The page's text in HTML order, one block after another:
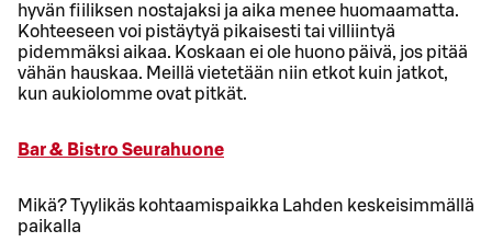
hyvän fiiliksen nostajaksi ja aika menee huomaamatta.
Kohteeseen voi pistäytyä pikaisesti tai villiintyä
pidemmäksi aikaa. Koskaan ei ole huono päivä, jos pitää
vähän hauskaa. Meillä vietetään niin etkot kuin jatkot,
kun aukiolomme ovat pitkät.
Bar & Bistro Seurahuone
Mikä? Tyylikäs kohtaamispaikka Lahden keskeisimmällä
paikalla